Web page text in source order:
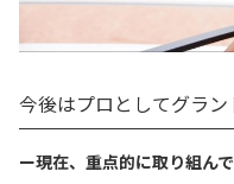
今後はプロとしてグラ
ー現在、重点的に取り組ん